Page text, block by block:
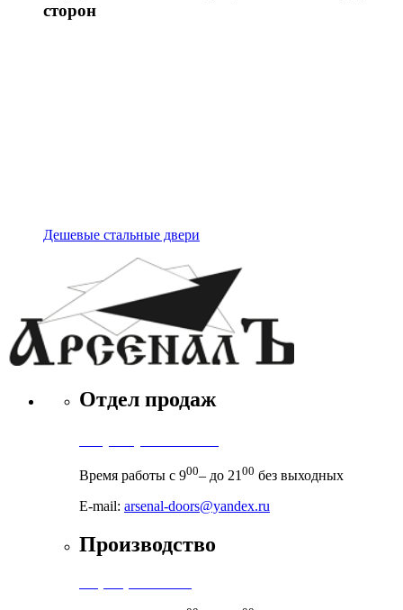
сторон
Дешевые стальные двери
Отдел продаж
Время работы с 900– до 21 00 без выходных
E-mail: arsenal-doors@yandex.ru
Производство